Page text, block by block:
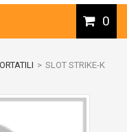
0
> SLOT STRIKE-K